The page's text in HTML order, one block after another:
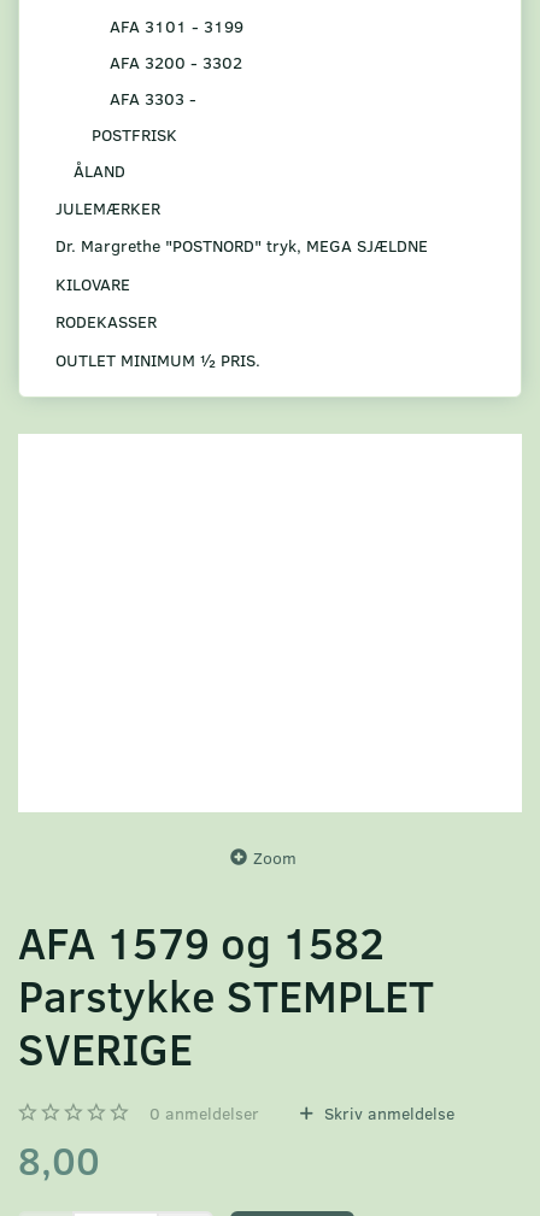
AFA 3101 - 3199
AFA 3200 - 3302
AFA 3303 -
POSTFRISK
ÅLAND
JULEMÆRKER
Dr. Margrethe "POSTNORD" tryk, MEGA SJÆLDNE
KILOVARE
RODEKASSER
OUTLET MINIMUM ½ PRIS.
Zoom
AFA 1579 og 1582
Parstykke STEMPLET
SVERIGE
0 anmeldelser Skriv anmeldelse
8,00